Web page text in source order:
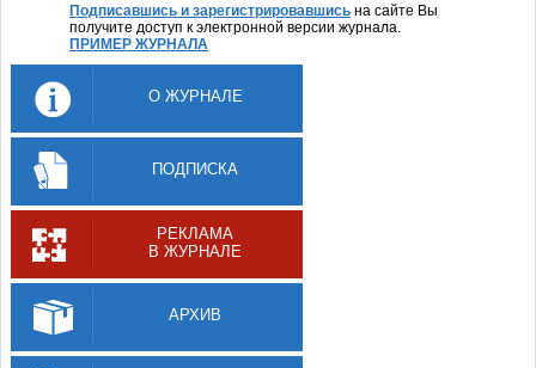
Подписавшись и зарегистрировавшись на сайте Вы
получите доступ к электронной версии журнала.
ПРИМЕР ЖУРНАЛА
О ЖУРНАЛЕ
ПОДПИСКА
РЕКЛАМА
В ЖУРНАЛЕ
АРХИВ